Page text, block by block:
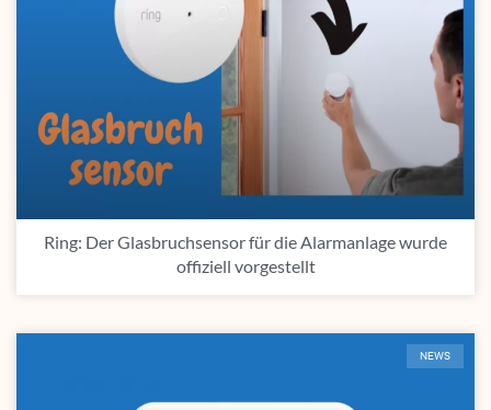
Ring: Der Glasbruchsensor für die Alarmanlage wurde
offiziell vorgestellt
NEWS